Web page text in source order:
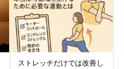
ストレッチだけでは改善し